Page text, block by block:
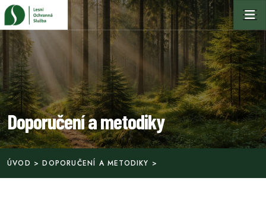
Doporučení a metodiky
ÚVOD >DOPORUČENÍ A METODIKY >